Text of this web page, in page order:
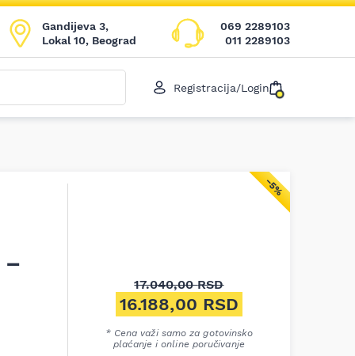
Gandijeva 3,
Lokal 10, Beograd
069 2289103
011 2289103
Registracija/Login
−5%
–
17.040,00RSD
Originalna cena je bila:
16.188,00 RSD
* Cena važi samo za gotovinsko
plaćanje i online poručivanje